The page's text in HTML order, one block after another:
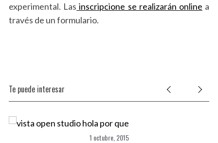
experimental. Las inscripcione se realizarán online a
través de un formulario.
Te puede interesar
1 octubre, 2015